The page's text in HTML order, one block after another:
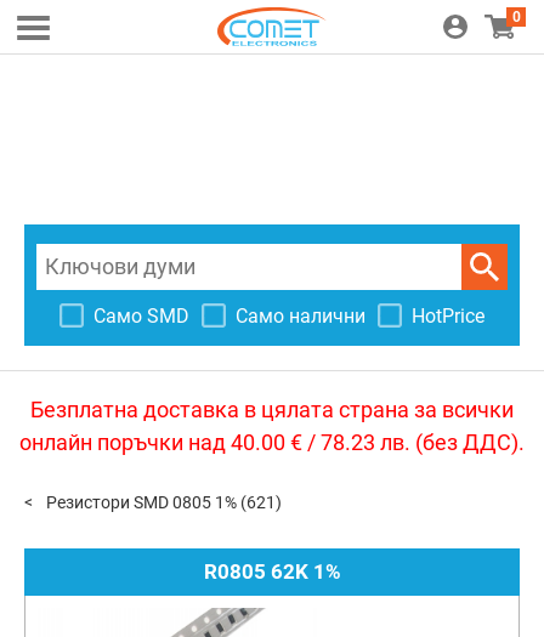
0
Само SMD Само налични HotPrice
Безплатна доставка в цялата страна за всички
онлайн поръчки над 40.00 € / 78.23 лв. (без ДДС).
Резистори SMD 0805 1% (621)
R0805 62K 1%